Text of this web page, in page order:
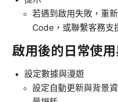
若遇到啟用失敗，重
Code，或聯繫客務支
啟用後的日常使
設定數據與漫遊
設定自動更新與背景